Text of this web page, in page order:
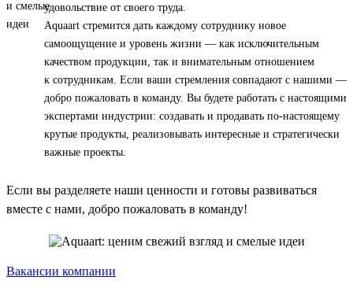
удовольствие от своего труда.
Aquaart стремится дать каждому сотруднику новое
самоощущение и уровень жизни — как исключительным
качеством продукции, так и внимательным отношением
к сотрудникам. Если ваши стремления совпадают с нашими —
добро пожаловать в команду. Вы будете работать с настоящими
экспертами индустрии: создавать и продавать по-настоящему
крутые продукты, реализовывать интересные и стратегически
важные проекты.
Если вы разделяете наши ценности и готовы развиваться
вместе с нами, добро пожаловать в команду!
Вакансии компании